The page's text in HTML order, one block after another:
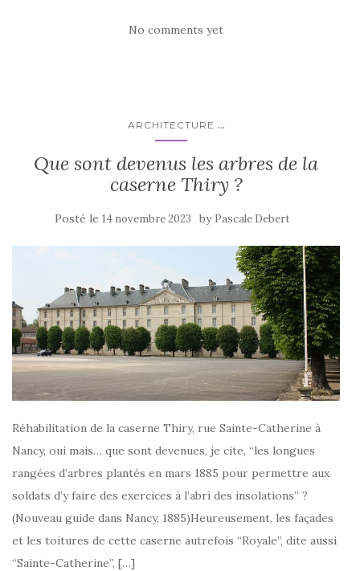
No comments yet
ARCHITECTURE ...
Que sont devenus les arbres de la
caserne Thiry ?
Posté le 14 novembre 2023 by Pascale Debert
Réhabilitation de la caserne Thiry, rue Sainte-Catherine à
Nancy, oui mais… que sont devenues, je cite, “les longues
rangées d’arbres plantés en mars 1885 pour permettre aux
soldats d’y faire des exercices à l’abri des insolations” ?
(Nouveau guide dans Nancy, 1885)Heureusement, les façades
et les toitures de cette caserne autrefois “Royale”, dite aussi
“Sainte-Catherine”, […]